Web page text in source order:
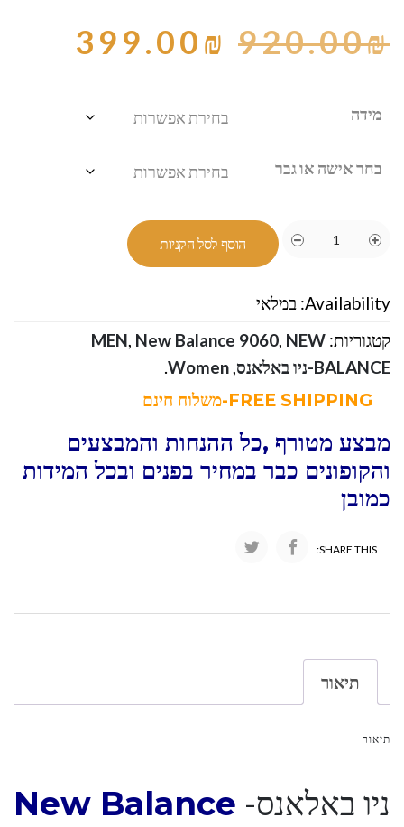
920.00₪
399.00₪
מידה
בחר אישה או גבר
הוסף לסל הקניות
Availability: במלאי
קטגוריות:
MEN, New Balance 9060, NEW
BALANCE-ניו באלאנס
,
Women
.
מבצע מטורף ,כל ההנחות והמבצעים
והקופונים כבר במחיר בפנים ובכל המידות
כמובן
SHARE THIS:
תיאור
תיאור
ניו באלאנס- New Balance